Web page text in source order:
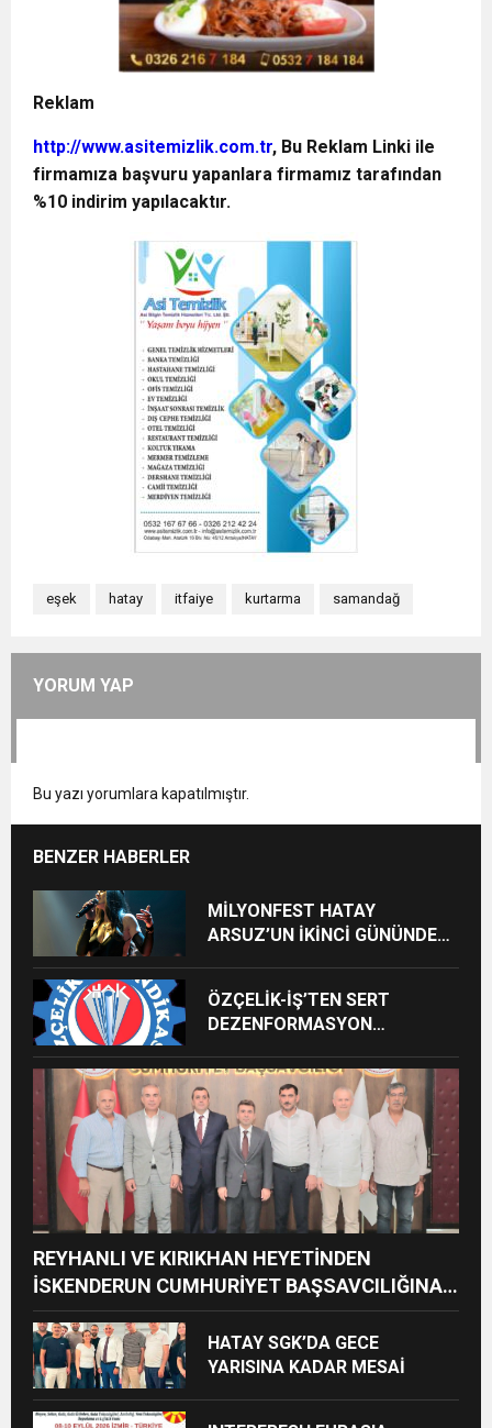
Reklam
http://www.asitemizlik.com.tr, Bu Reklam Linki ile
firmamıza başvuru yapanlara firmamız tarafından
%10 indirim yapılacaktır.
eşek hatay itfaiye kurtarma samandağ
YORUM YAP
Bu yazı yorumlara kapatılmıştır.
BENZER HABERLER
MİLYONFEST HATAY
ARSUZ’UN İKİNCİ GÜNÜNDE
ÖZÇELİK-İŞ’TEN SERT
DEZENFORMASYON
CEZAİ SÜREÇ BAŞLATILDI”
REYHANLI VE KIRIKHAN HEYETİNDEN
İSKENDERUN CUMHURİYET BAŞSAVCILIĞINA
ZİYARET
HATAY SGK’DA GECE
YARISINA KADAR MESAİ